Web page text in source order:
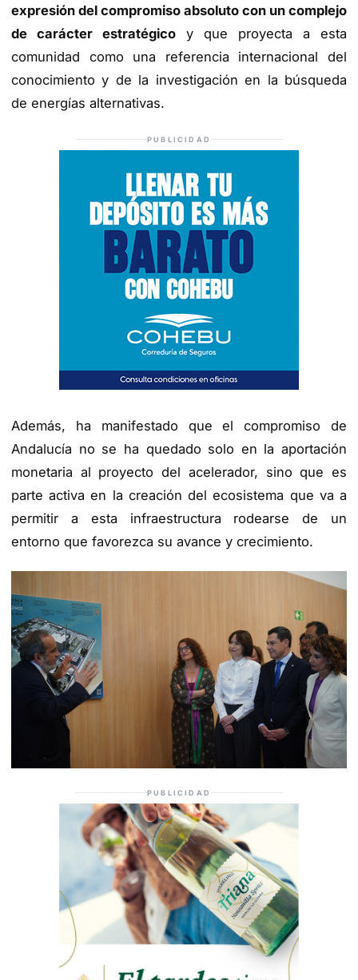
expresión del compromiso absoluto con un complejo
de carácter estratégico y que proyecta a esta
comunidad como una referencia internacional del
conocimiento y de la investigación en la búsqueda
de energías alternativas.
PUBLICIDAD
Además, ha manifestado que el compromiso de
Andalucía no se ha quedado solo en la aportación
monetaria al proyecto del acelerador, sino que es
parte activa en la creación del ecosistema que va a
permitir a esta infraestructura rodearse de un
entorno que favorezca su avance y crecimiento.
PUBLICIDAD